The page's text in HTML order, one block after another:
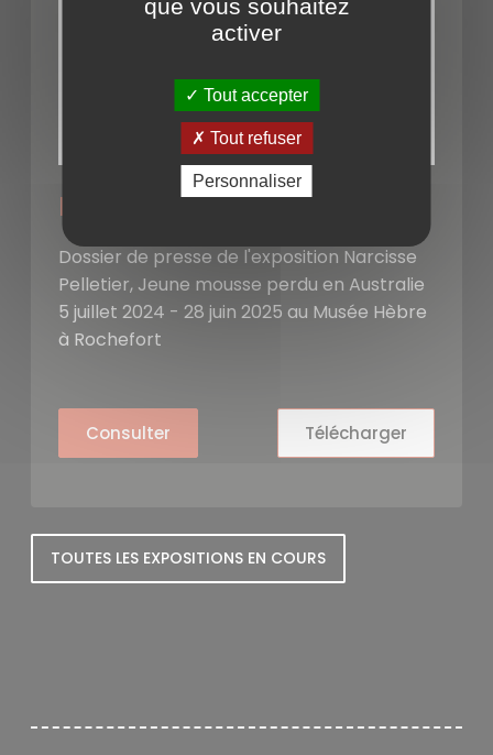
Dossier de presse
Dossier de presse de l'exposition Narcisse
Pelletier, Jeune mousse perdu en Australie
5 juillet 2024 - 28 juin 2025 au Musée Hèbre
à Rochefort
Consulter Télécharger
TOUTES LES EXPOSITIONS EN COURS
que vous souhaitez
activer
Tout accepter
Tout refuser
Personnaliser